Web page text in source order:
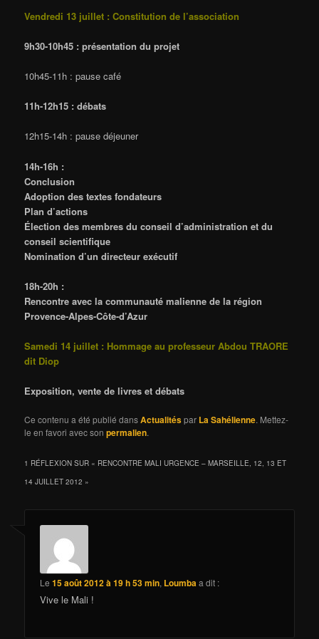
Vendredi 13 juillet : Constitution de l’association
9h30-10h45 : présentation du projet
10h45-11h : pause café
11h-12h15 : débats
12h15-14h : pause déjeuner
14h-16h :
Conclusion
Adoption des textes fondateurs
Plan d’actions
Élection des membres du conseil d’administration et du
conseil scientifique
Nomination d’un directeur exécutif
18h-20h :
Rencontre avec la communauté malienne de la région
Provence-Alpes-Côte-d’Azur
Samedi 14 juillet : Hommage au professeur Abdou TRAORE
dit Diop
Exposition, vente de livres et débats
Ce contenu a été publié dansActualitéspar La Sahélienne. Mettez-
le en favori avec sonpermalien.
1 RÉFLEXION SUR « RENCONTRE MALI URGENCE – MARSEILLE, 12, 13 ET
14 JUILLET 2012 »
Le15 août 2012 à 19 h 53 min, Loumbaa dit :
Vive le Mali !